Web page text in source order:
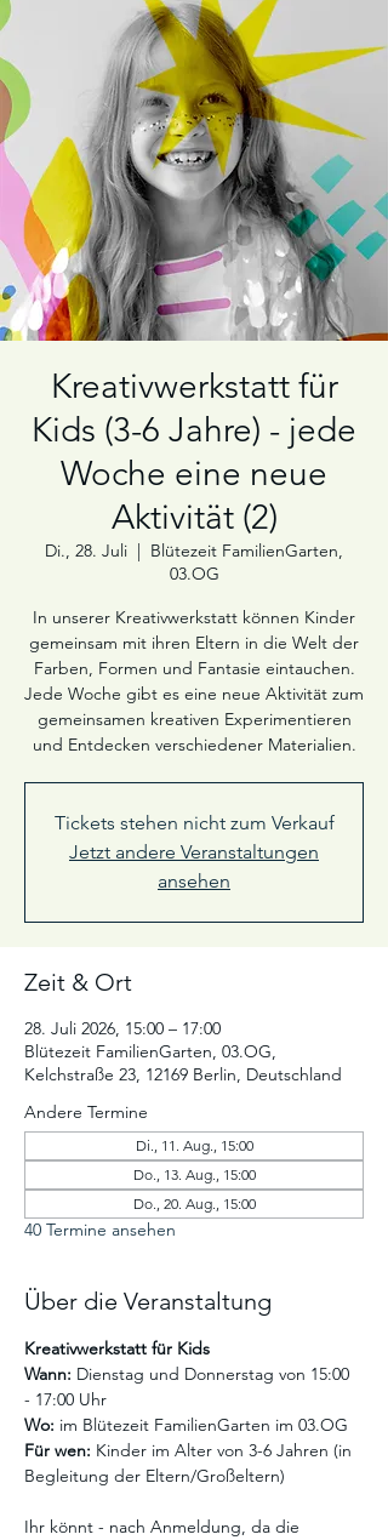
Kreativwerkstatt für
Kids (3-6 Jahre) - jede
Woche eine neue
Aktivität (2)
Di., 28. Juli
  |
Blütezeit FamilienGarten,
03.OG
In unserer Kreativwerkstatt können Kinder
gemeinsam mit ihren Eltern in die Welt der
Farben, Formen und Fantasie eintauchen.
Jede Woche gibt es eine neue Aktivität zum
gemeinsamen kreativen Experimentieren
und Entdecken verschiedener Materialien.
Tickets stehen nicht zum Verkauf
Jetzt andere Veranstaltungen
ansehen
Zeit & Ort
28. Juli 2026, 15:00 – 17:00
Blütezeit FamilienGarten, 03.OG,
Kelchstraße 23, 12169 Berlin, Deutschland
Andere Termine
Di., 11. Aug., 15:00
Do., 13. Aug., 15:00
Do., 20. Aug., 15:00
40 Termine ansehen
Über die Veranstaltung
Kreativwerkstatt für Kids
Wann: Dienstag und Donnerstag von 15:00
- 17:00 Uhr
Wo: im Blütezeit FamilienGarten im 03.OG
Für wen: Kinder im Alter von 3-6 Jahren (in
Begleitung der Eltern/Großeltern)
Ihr könnt - nach Anmeldung, da die